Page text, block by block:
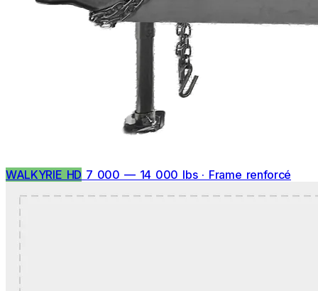
WALKYRIE HD 7 000 — 14 000 lbs · Frame renforcé